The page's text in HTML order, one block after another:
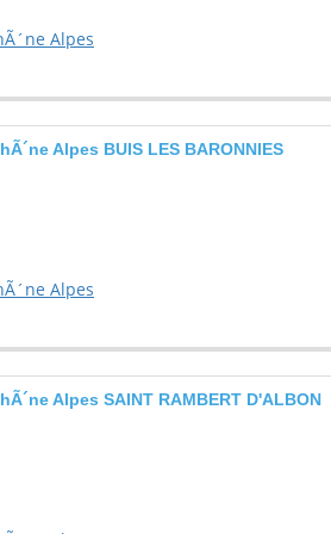
Alpes
Alpes BUIS LES BARONNIES
Alpes
Alpes SAINT RAMBERT D'ALBON